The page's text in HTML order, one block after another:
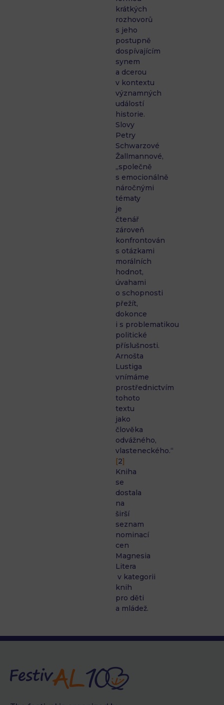
krátkých
rozhovorů
s jeho
postupně
dospívajícím
synem
a dcerou
v kontextu
významných
událostí
historie.
Slovy
Petry
Schwarzové
Žallmannové,
„společně
s emocionálně
náročnými
tématy
je
čtenář
zároveň
konfrontován
s otázkami
morálních
hodnot,
úvahami
o schopnosti
přežít,
dokonce
i s problematikou
politické
příslušnosti.
Arnošta
Lustiga
vnímáme
prostřednictvím
tohoto
textu
jako
člověka
odvážného,
vlasteneckého.“
[2]
Kniha
se
dostala
na
širší
seznam
nominací
cen
Magnesia
Litera
v kategorii
knih
pro děti
a mládež.